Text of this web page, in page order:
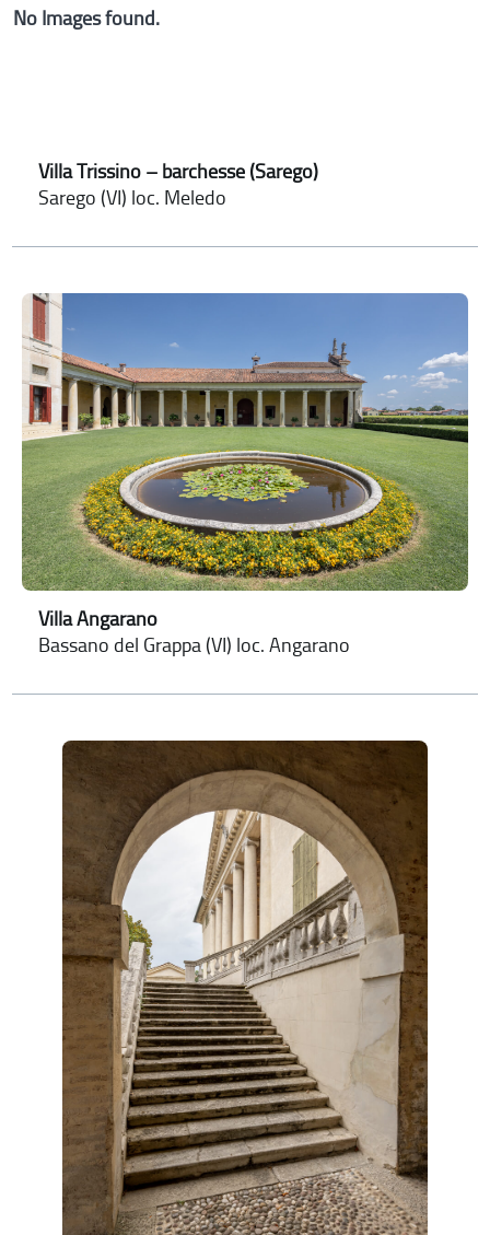
No Images found.
Villa Trissino – barchesse (Sarego)
Sarego (VI) loc. Meledo
Villa Angarano
Bassano del Grappa (VI) loc. Angarano